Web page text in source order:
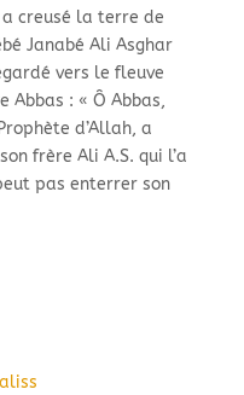
creusé la terre de
Janabé Ali Asghar
vers le fleuve
Abbas : « Ô Abbas,
d’Allah, a
frère Ali A.S. qui l’a
pas enterrer son